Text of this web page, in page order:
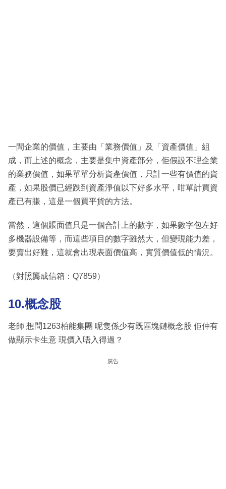
一間企業的價值，主要由「業務價值」及「資產價值」組
成，而上述的概念，主要是集中資產部分，佢假設不理企業
的業務價值，如果單單分析資產價值，只計一些有價值的資
產，如果股價已經跌到資產淨值以下好多水平，咁單計買資
產已有賺，這是一個買平貨的方法。
當然，這個賬面值只是一個合計上的數字，如果數字包左好
多機器設備等，而這些項目的數字雖然大，但變現能力差，
要賣出好難，這就會出現表面價值高，實質價值低的情況。
（對照龔成信箱：Q7859）
10.概念股
老師 想問1263柏能集團 呢隻係少有既區塊鏈概念股 佢仲有
做顯示卡生意 現價入唔入得過？
廣告